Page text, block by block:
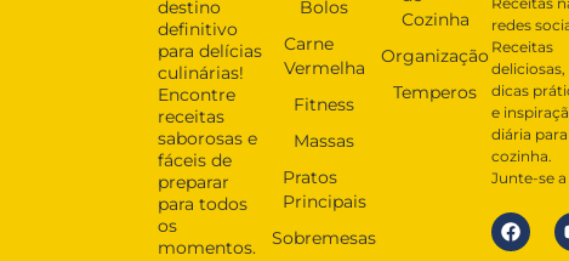
destino
definitivo
para delícias
culinárias!
Encontre
receitas
saborosas e
fáceis de
preparar
para todos
os
momentos.
Bolos
Carne
Vermelha
Fitness
Massas
Pratos
Principais
Sobremesas
Cozinha
Organização
Temperos
redes
Receitas
deliciosas,
dicas
e
diária
cozinha.
Junte-se a